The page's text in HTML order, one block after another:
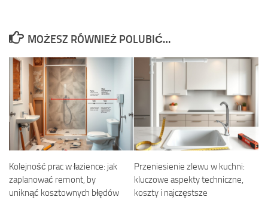
MOŻESZ RÓWNIEŻ POLUBIĆ…
Kolejność prac w łazience: jak
zaplanować remont, by
uniknąć kosztownych błędów
Przeniesienie zlewu w kuchni:
kluczowe aspekty techniczne,
koszty i najczęstsze